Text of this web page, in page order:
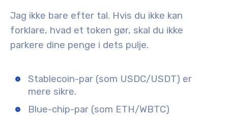
Jag ikke bare efter tal. Hvis du ikke kan
forklare, hvad et token gør, skal du ikke
parkere dine penge i dets pulje.
Stablecoin-par (som USDC/USDT) er
mere sikre.
Blue-chip-par (som ETH/WBTC)